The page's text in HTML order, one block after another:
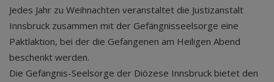
Jedes Jahr zu Weihnachten veranstaltet die Justizanstalt
Innsbruck zusammen mit der Gefängnisseelsorge eine
Paktlaktion, bei der die Gefangenen am Heiligen Abend
beschenkt werden.
Die Gefängnis-Seelsorge der Diözese Innsbruck bietet den